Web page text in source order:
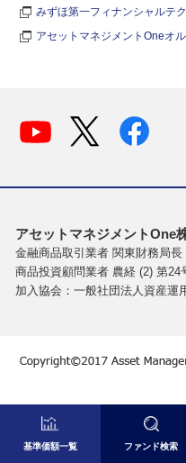
基準価額一覧 ファンド検索
みずほ第一フィナンシャルテ
アセットマネジメントOneオ
アセットマネジメントOne
金融商品取引業者 関東財務局長
商品投資顧問業者 農経 (2) 第24
加入協会：一般社団法人資産運